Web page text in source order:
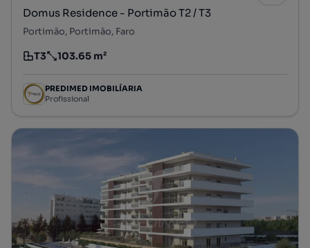
Domus Residence - Portimão T2 / T3
Portimão, Portimão, Faro
Tipologia
T3
Preço por metro quadrado
103.65 m²
PREDIMED IMOBILÍARIA
Profissional